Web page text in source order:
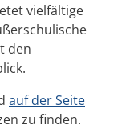
vielfältige
den
auf der Seite
zu finden.